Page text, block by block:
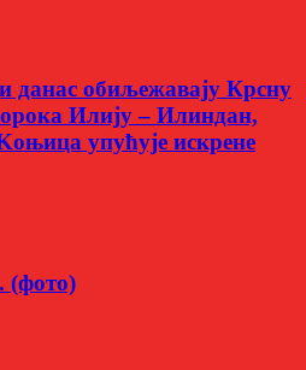
данас обиљежавају Крсну
Илију – Илиндан,
упућује искрене
(фото)